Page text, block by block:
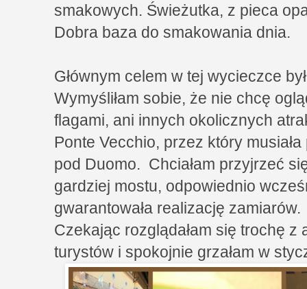
smakowych. Świeżutka, z pieca
Dobra baza do smakowania dnia.
Głównym celem w tej wycieczce
Wymyśliłam sobie, że nie chcę
flagami, ani innych okolicznych
Ponte Vecchio, przez który
pod Duomo. Chciałam przyjrzeć
gardziej mostu, odpowiednio
gwarantowała realizację zamiarów.
Czekając rozglądałam się trochę z
turystów i spokojnie grzałam w